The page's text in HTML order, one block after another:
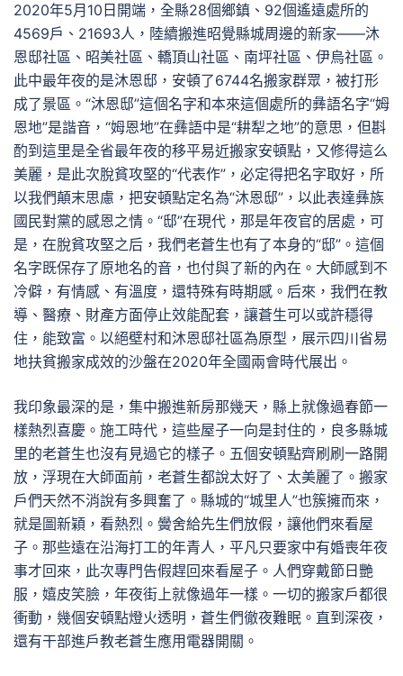
2020年5月10日開端，全縣28個鄉鎮、92個遙遠處所的
4569戶、21693人，陸續搬進昭覺縣城周邊的新家——沐
恩邸社區、昭美社區、轎頂山社區、南坪社區、伊烏社區。
此中最年夜的是沐恩邸，安頓了6744名搬家群眾，被打形
成了景區。“沐恩邸”這個名字和本來這個處所的彝語名字“姆
恩地”是諧音，“姆恩地”在彝語中是“耕犁之地”的意思，但斟
酌到這里是全省最年夜的移平易近搬家安頓點，又修得這么
美麗，是此次脫貧攻堅的“代表作”，必定得把名字取好，所
以我們顛末思慮，把安頓點定名為“沐恩邸”，以此表達彝族
國民對黨的感恩之情。“邸”在現代，那是年夜官的居處，可
是，在脫貧攻堅之后，我們老蒼生也有了本身的“邸”。這個
名字既保存了原地名的音，也付與了新的內在。大師感到不
冷僻，有情感、有溫度，還特殊有時期感。后來，我們在教
導、醫療、財產方面停止效能配套，讓蒼生可以或許穩得
住，能致富。以絕壁村和沐恩邸社區為原型，展示四川省易
地扶貧搬家成效的沙盤在2020年全國兩會時代展出。
我印象最深的是，集中搬進新房那幾天，縣上就像過春節一
樣熱烈喜慶。施工時代，這些屋子一向是封住的，良多縣城
里的老蒼生也沒有見過它的樣子。五個安頓點齊刷刷一路開
放，浮現在大師面前，老蒼生都說太好了、太美麗了。搬家
戶們天然不消說有多興奮了。縣城的“城里人”也簇擁而來，
就是圖新穎，看熱烈。黌舍給先生們放假，讓他們來看屋
子。那些遠在沿海打工的年青人，平凡只要家中有婚喪年夜
事才回來，此次專門告假趕回來看屋子。人們穿戴節日艷
服，嬉皮笑臉，年夜街上就像過年一樣。一切的搬家戶都很
衝動，幾個安頓點燈火透明，蒼生們徹夜難眠。直到深夜，
還有干部進戶教老蒼生應用電器開關。